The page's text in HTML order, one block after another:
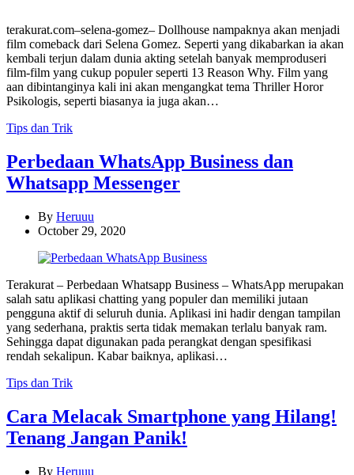
terakurat.com–selena-gomez– Dollhouse nampaknya akan menjadi
film comeback dari Selena Gomez. Seperti yang dikabarkan ia akan
kembali terjun dalam dunia akting setelah banyak memproduseri
film-film yang cukup populer seperti 13 Reason Why. Film yang
aan dibintanginya kali ini akan mengangkat tema Thriller Horor
Psikologis, seperti biasanya ia juga akan…
Categories
Tips dan Trik
Perbedaan WhatsApp Business dan
Whatsapp Messenger
By Heruuu
October 29, 2020
Terakurat – Perbedaan Whatsapp Business – WhatsApp merupakan
salah satu aplikasi chatting yang populer dan memiliki jutaan
pengguna aktif di seluruh dunia. Aplikasi ini hadir dengan tampilan
yang sederhana, praktis serta tidak memakan terlalu banyak ram.
Sehingga dapat digunakan pada perangkat dengan spesifikasi
rendah sekalipun. Kabar baiknya, aplikasi…
Categories
Tips dan Trik
Cara Melacak Smartphone yang Hilang!
Tenang Jangan Panik!
By Heruuu